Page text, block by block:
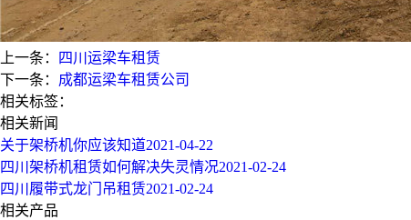
上一条：
四川运梁车租赁
下一条： 成都运梁车租赁公司
相关标签：
相关新闻
关于架桥机你应该知道2021-04-22
四川架桥机租赁如何解决失灵情况2021-02-24
四川履带式龙门吊租赁2021-02-24
相关产品